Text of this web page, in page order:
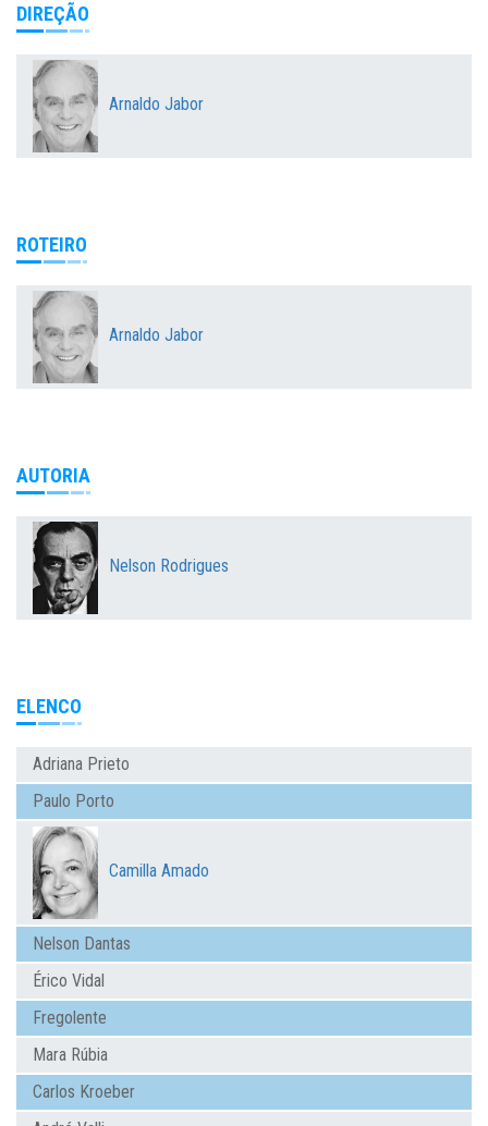
DIREÇÃO
Arnaldo Jabor
ROTEIRO
Arnaldo Jabor
AUTORIA
Nelson Rodrigues
ELENCO
Adriana Prieto
Paulo Porto
Camilla Amado
Nelson Dantas
Érico Vidal
Fregolente
Mara Rúbia
Carlos Kroeber